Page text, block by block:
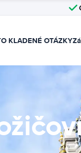
KLADENÉ OTÁZKY